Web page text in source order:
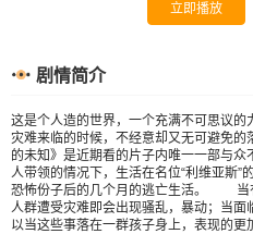
立即播放
剧情简介
这是个人造的世界，一个充满不可思议
灾难来临的时候，不经意却又无可避
的未知》是近期看的片子内唯一一部与
人带领的情况下，生活在名位“利维亚斯”
恐怖份子后的几个月的逃亡生活。 当
人群遭受灾难即会出现骚乱，暴动；当
以当这些事落在一群孩子身上，表现的